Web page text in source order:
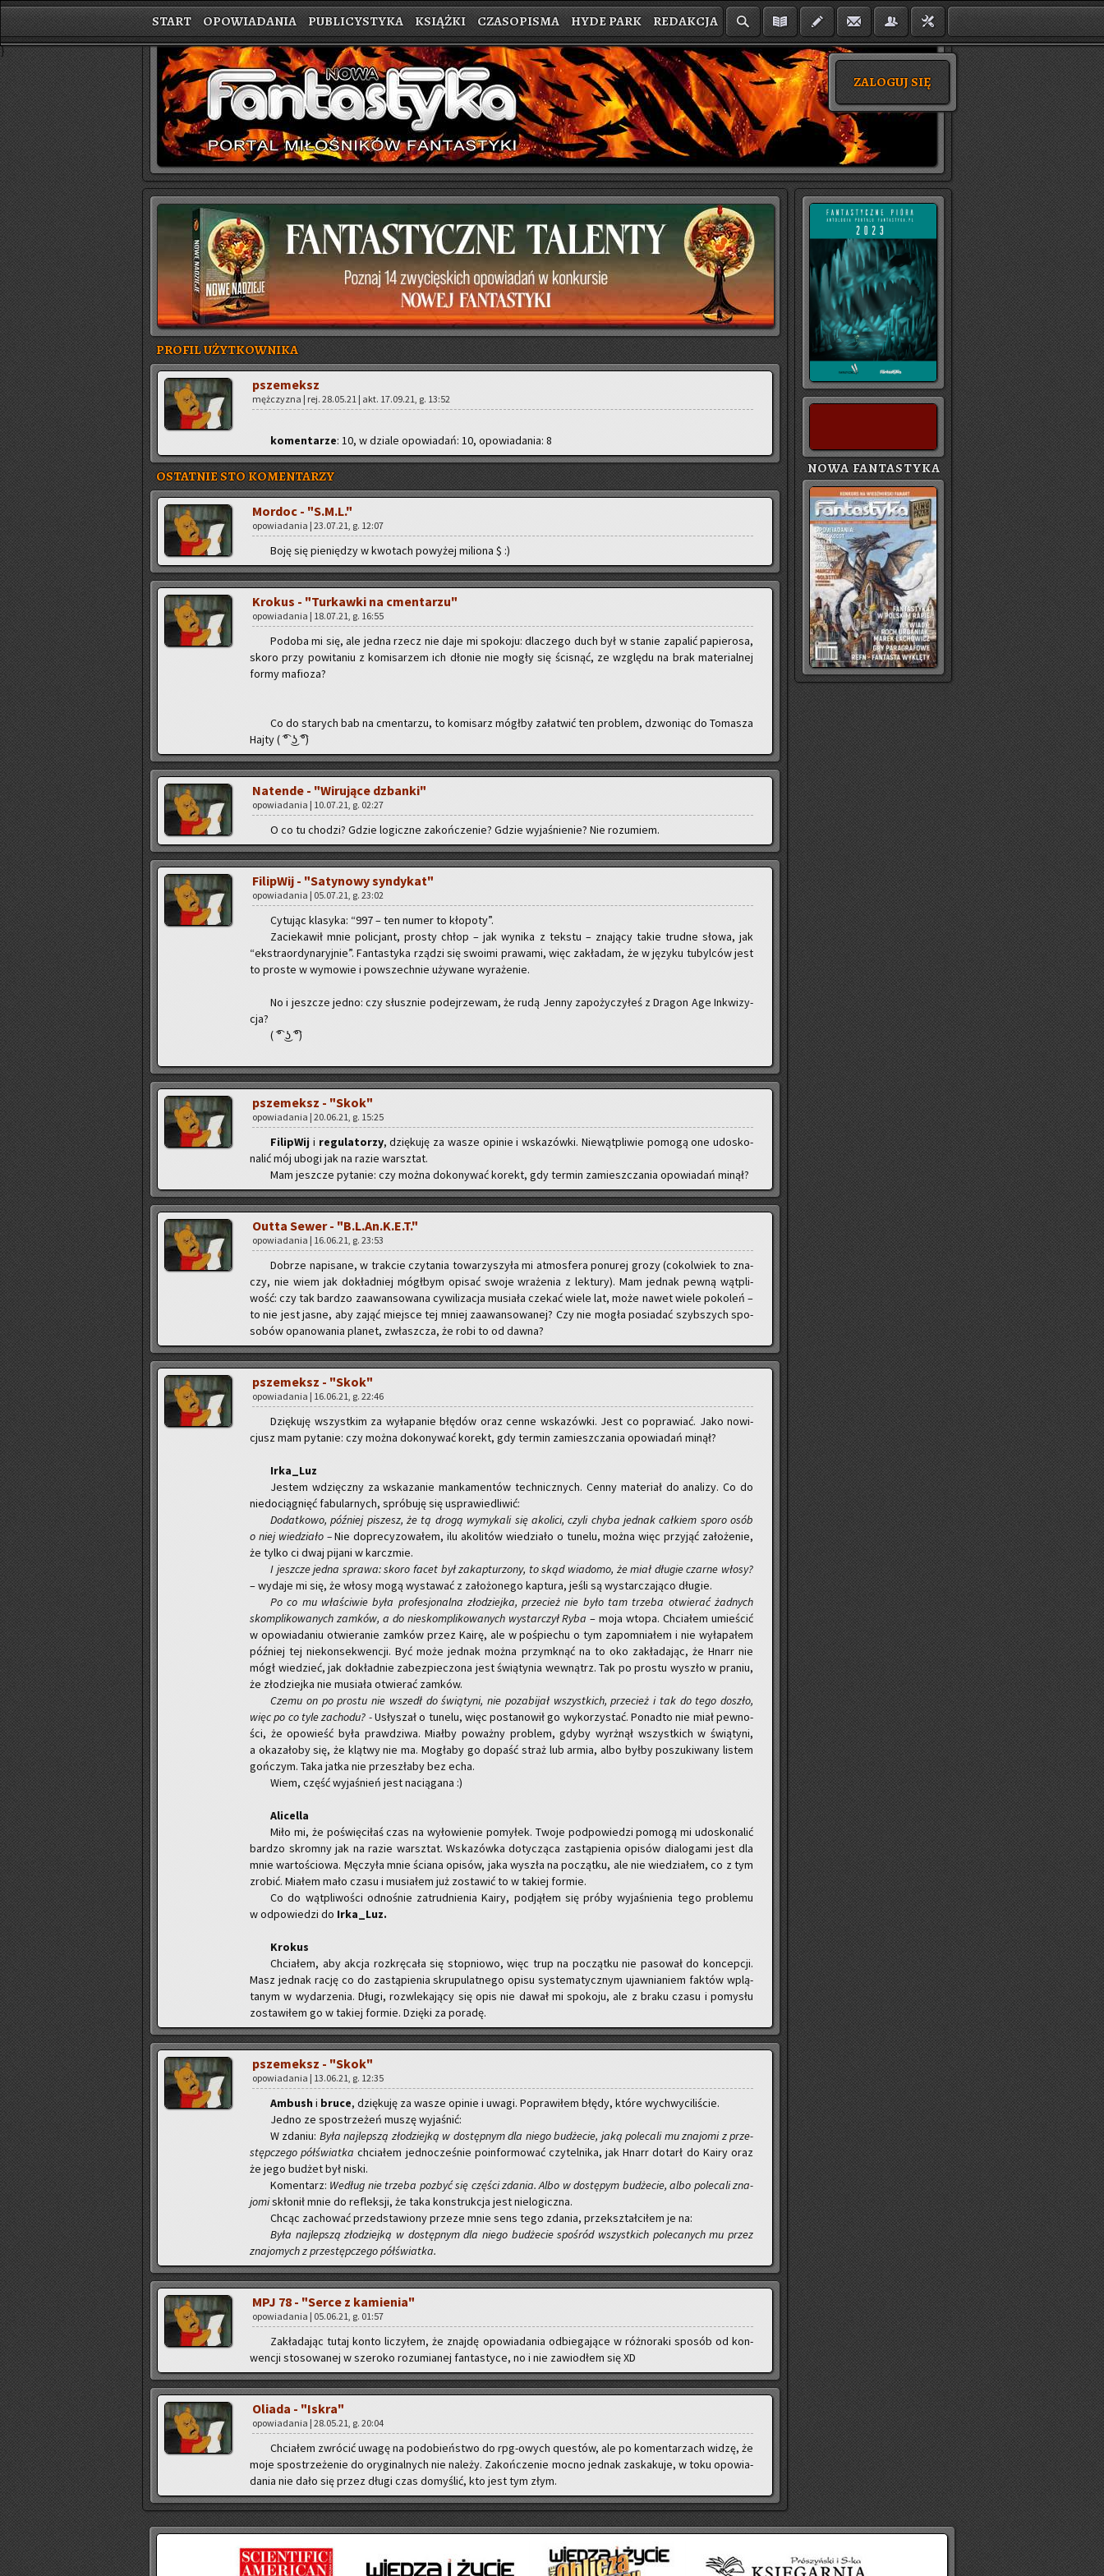
START OPOWIADANIA PUBLICYSTYKA KSIĄŻKI CZASOPISMA HYDE PARK REDAKCJA
ZALOGUJ SIĘ
}
PROFIL UŻYTKOWNIKA
psze­meksz
męż­czy­zna | rej. 28.05.21 | akt. 17.09.21, g. 13:52
ko­men­ta­rze: 10, w dzia­le opo­wia­dań: 10, opo­wia­da­nia: 8
OSTATNIE STO KOMENTARZY
Mor­doc - "S.M.L."
opo­wia­da­nia | 23.07.21, g. 12:07
Boję się pie­nię­dzy w kwo­tach po­wy­żej mi­lio­na $ :)
Kro­kus - "Tur­kaw­ki na cmen­ta­rzu"
opo­wia­da­nia | 18.07.21, g. 16:55
Po­do­ba mi się, ale jedna rzecz nie daje mi spo­ko­ju: dla­cze­go duch był w sta­nie za­pa­lić pa­pie­ro­sa,
skoro przy po­wi­ta­niu z ko­mi­sa­rzem ich dło­nie nie mogły się ści­snąć, ze wzglę­du na brak ma­te­rial­nej
formy ma­fio­za?
Co do sta­rych bab na cmen­ta­rzu, to ko­mi­sarz mógł­by za­ła­twić ten pro­blem, dzwo­niąc do To­ma­sza
Hajty ( ͡° ͜ʖ ͡°)
Na­ten­de - "Wi­ru­ją­ce dzban­ki"
opo­wia­da­nia | 10.07.21, g. 02:27
O co tu cho­dzi? Gdzie lo­gicz­ne za­koń­cze­nie? Gdzie wy­ja­śnie­nie? Nie ro­zu­miem.
Fi­li­pWij - "Sa­ty­no­wy syn­dy­kat"
opo­wia­da­nia | 05.07.21, g. 23:02
Cy­tu­jąc kla­sy­ka: “997 – ten numer to kło­po­ty”.
Za­cie­ka­wił mnie po­li­cjant, pro­sty chłop – jak wy­ni­ka z tek­stu – zna­ją­cy takie trud­ne słowa, jak
“eks­tra­or­dy­na­ryj­nie”. Fan­ta­sty­ka rzą­dzi się swo­imi pra­wa­mi, więc za­kła­dam, że w ję­zy­ku tu­byl­ców jest
to pro­ste w wy­mo­wie i po­wszech­nie uży­wa­ne wy­ra­że­nie.
No i jesz­cze jedno: czy słusz­nie po­dej­rze­wam, że rudą Jenny za­po­ży­czy­łeś z Dra­gon Age In­kwi­zy­
cja?
( ͡° ͜ʖ ͡°)
psze­meksz - "Skok"
opo­wia­da­nia | 20.06.21, g. 15:25
Fi­li­pWij i re­gu­la­to­rzy, dzię­ku­ję za wasze opi­nie i wska­zów­ki. Nie­wąt­pli­wie po­mo­gą one udo­sko­
na­lić mój ubogi jak na razie warsz­tat.
Mam jesz­cze py­ta­nie: czy można do­ko­ny­wać ko­rekt, gdy ter­min za­miesz­cza­nia opo­wia­dań minął?
Outta Sewer - "B.L.An.K.E.T."
opo­wia­da­nia | 16.06.21, g. 23:53
Do­brze na­pi­sa­ne, w trak­cie czy­ta­nia to­wa­rzy­szy­ła mi at­mos­fe­ra po­nu­rej grozy (co­kol­wiek to zna­
czy, nie wiem jak do­kład­niej mógł­bym opi­sać swoje wra­że­nia z lek­tu­ry). Mam jed­nak pewną wąt­pli­
wość: czy tak bar­dzo za­awan­so­wa­na cy­wi­li­za­cja mu­sia­ła cze­kać wiele lat, może nawet wiele po­ko­leń –
to nie jest jasne, aby zająć miej­sce tej mniej za­awan­so­wa­nej? Czy nie mogła po­sia­dać szyb­szych spo­
so­bów opa­no­wa­nia pla­net, zwłasz­cza, że robi to od dawna?
psze­meksz - "Skok"
opo­wia­da­nia | 16.06.21, g. 22:46
Dzię­ku­ję wszyst­kim za wy­ła­pa­nie błę­dów oraz cenne wska­zów­ki. Jest co po­pra­wiać. Jako no­wi­
cjusz mam py­ta­nie: czy można do­ko­ny­wać ko­rekt, gdy ter­min za­miesz­cza­nia opo­wia­dań minął?
Ir­ka­_Luz
Je­stem wdzięcz­ny za wska­za­nie man­ka­men­tów tech­nicz­nych. Cenny ma­te­riał do ana­li­zy. Co do
nie­do­cią­gnięć fa­bu­lar­nych, spró­bu­ję się uspra­wie­dli­wić:
Do­dat­ko­wo, póź­niej pi­szesz, że tą drogą wy­my­ka­li się ako­li­ci, czyli chyba jed­nak cał­kiem sporo osób
o niej wie­dzia­ło –Nie do­pre­cy­zo­wa­łem, ilu ako­li­tów wie­dzia­ło o tu­ne­lu, można więc przy­jąć za­ło­że­nie,
że tylko ci dwaj pi­ja­ni w karcz­mie.
I jesz­cze jedna spra­wa: skoro facet był za­kap­tu­rzo­ny, to skąd wia­do­mo, że miał dłu­gie czar­ne włosy?
– wy­da­je mi się, że włosy mogą wy­sta­wać z za­ło­żo­ne­go kap­tu­ra, jeśli są wy­star­cza­ją­co dłu­gie.
Po co mu wła­ści­wie była pro­fe­sjo­nal­na zło­dziej­ka, prze­cież nie było tam trze­ba otwie­rać żad­nych
skom­pli­ko­wa­nych zam­ków, a do nie­skom­pli­ko­wa­nych wy­star­czył Ryba– moja wtopa. Chcia­łem umie­ścić
w opo­wia­da­niu otwie­ra­nie zam­ków przez Kairę, ale w po­śpie­chu o tym za­po­mnia­łem i nie wy­ła­pa­łem
póź­niej tej nie­kon­se­kwen­cji. Być może jed­nak można przy­mknąć na to oko za­kła­da­jąc, że Hnarr nie
mógł wie­dzieć, jak do­kład­nie za­bez­pie­czo­na jest świą­ty­nia we­wnątrz. Tak po pro­stu wy­szło w pra­niu,
że zło­dziej­ka nie mu­sia­ła otwie­rać zam­ków.
Czemu on po pro­stu nie wszedł do świą­ty­ni, nie po­za­bi­jał wszyst­kich, prze­cież i tak do tego do­szło,
więc po co tyle za­cho­du? -Usły­szał o tu­ne­lu, więc po­sta­no­wił go wy­ko­rzy­stać. Po­nad­to nie miał pew­no­
ści, że opo­wieść była praw­dzi­wa. Miał­by po­waż­ny pro­blem, gdyby wy­rżnął wszyst­kich w świą­ty­ni,
a oka­za­ło­by się, że klą­twy nie ma. Mo­gła­by go do­paść straż lub armia, albo byłby po­szu­ki­wa­ny li­stem
goń­czym. Taka jatka nie prze­szła­by bez echa.
Wiem, część wy­ja­śnień jest na­cią­ga­na :)
Ali­cel­la
Miło mi, że po­świę­ci­łaś czas na wy­ło­wie­nie po­my­łek. Twoje pod­po­wie­dzi po­mo­gą mi udo­sko­na­lić
bar­dzo skrom­ny jak na razie warsz­tat. Wska­zów­ka do­ty­czą­ca za­stą­pie­nia opi­sów dia­lo­ga­mi jest dla
mnie war­to­ścio­wa. Mę­czy­ła mnie ścia­na opi­sów, jaka wy­szła na po­cząt­ku, ale nie wie­dzia­łem, co z tym
zro­bić. Mia­łem mało czasu i mu­sia­łem już zo­sta­wić to w ta­kiej for­mie.
Co do wąt­pli­wo­ści od­no­śnie za­trud­nie­nia Kairy, pod­ją­łem się próby wy­ja­śnie­nia tego pro­ble­mu
w od­po­wie­dzi do Ir­ka­_Luz.
Kro­kus
Chcia­łem, aby akcja roz­krę­ca­ła się stop­nio­wo, więc trup na po­cząt­ku nie pa­so­wał do kon­cep­cji.
Masz jed­nak rację co do za­stą­pie­nia skru­pu­lat­ne­go opisu sys­te­ma­tycz­nym ujaw­nia­niem fak­tów wplą­
ta­nym w wy­da­rze­nia. Długi, roz­wle­ka­ją­cy się opis nie dawał mi spo­ko­ju, ale z braku czasu i po­my­słu
zo­sta­wi­łem go w ta­kiej for­mie. Dzię­ki za po­ra­dę.
psze­meksz - "Skok"
opo­wia­da­nia | 13.06.21, g. 12:35
Am­bush i bruce, dzię­ku­ję za wasze opi­nie i uwagi. Po­pra­wi­łem błędy, które wy­chwy­ci­li­ście.
Jedno ze spo­strze­żeń muszę wy­ja­śnić:
W zda­niu: Była naj­lep­szą zło­dziej­ką w do­stęp­nym dla niego bu­dże­cie, jaką po­le­ca­li mu zna­jo­mi z prze­
stęp­cze­go pół­świat­kachcia­łem jed­no­cze­śnie po­in­for­mo­wać czy­tel­ni­ka, jak Hnarr do­tarł do Kairy oraz
że jego bu­dżet był niski.
Ko­men­tarz: We­dług nie trze­ba po­zbyć się czę­ści zda­nia. Albo w do­stę­pym bu­dże­cie, albo po­le­ca­li zna­
jo­miskło­nił mnie do re­flek­sji, że taka kon­struk­cja jest nie­lo­gicz­na.
Chcąc za­cho­wać przed­sta­wio­ny prze­ze mnie sens tego zda­nia, prze­kształ­ci­łem je na:
Była naj­lep­szą zło­dziej­ką w do­stęp­nym dla niego bu­dże­cie spo­śród wszyst­kich po­le­ca­nych mu przez
zna­jo­mych z prze­stęp­cze­go pół­świat­ka.
MPJ 78 - "Serce z ka­mie­nia"
opo­wia­da­nia | 05.06.21, g. 01:57
Za­kła­da­jąc tutaj konto li­czy­łem, że znaj­dę opo­wia­da­nia od­bie­ga­ją­ce w róż­no­ra­ki spo­sób od kon­
wen­cji sto­so­wa­nej w sze­ro­ko ro­zu­mia­nej fan­ta­sty­ce, no i nie za­wio­dłem się XD
Olia­da - "Iskra"
opo­wia­da­nia | 28.05.21, g. 20:04
Chcia­łem zwró­cić uwagę na po­do­bień­stwo do rpg-owych qu­estów, ale po ko­men­ta­rzach widzę, że
moje spo­strze­że­nie do ory­gi­nal­nych nie na­le­ży. Za­koń­cze­nie mocno jed­nak za­ska­ku­je, w toku opo­wia­
da­nia nie dało się przez długi czas do­my­ślić, kto jest tym złym.
NOWA FANTASTYKA